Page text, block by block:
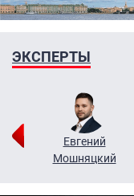
ЭКСПЕРТЫ
Евгений
Мошняцкий